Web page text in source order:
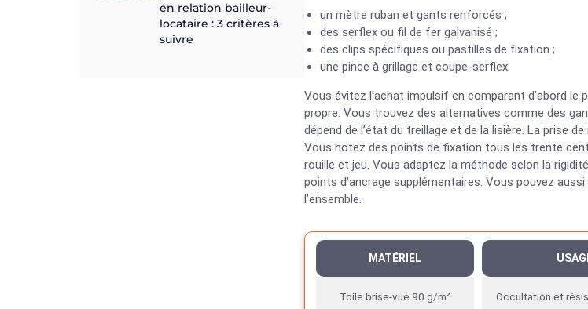
en relation bailleur-
locataire : 3 critères à
suivre
un mètre ruban et gants renforcés ;
des serflex ou fil de fer galvanisé ;
des clips spécifiques ou pastilles de fixation ;
une pince à grillage et coupe-serflex.
Vous évitez l’achat impulsif en comparant d’abord
propre. Vous trouvez des alternatives comme des
dépend de l’état du treillage et de la lisière. La prise
Vous notez des points de fixation tous les trente
rouille et jeu. Vous adaptez la méthode selon la
points d’ancrage supplémentaires. Vous pouvez aussi
l’ensemble.
MATÉRIEL
Toile brise-vue 90 g/m² Occultation et